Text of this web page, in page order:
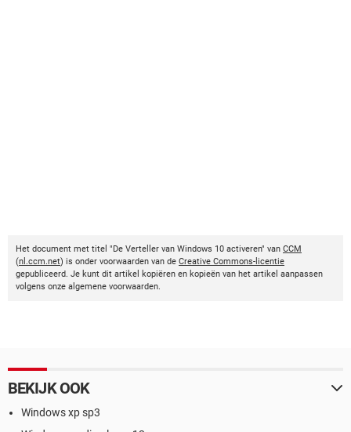
Het document met titel "De Verteller van Windows 10 activeren" van CCM
(nl.ccm.net) is onder voorwaarden van de Creative Commons-licentie
gepubliceerd. Je kunt dit artikel kopiëren en kopieën van het artikel aanpassen
volgens onze algemene voorwaarden.
BEKIJK OOK
Windows xp sp3